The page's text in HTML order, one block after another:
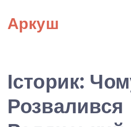
content
Аркуш
Історик:
Розвалився